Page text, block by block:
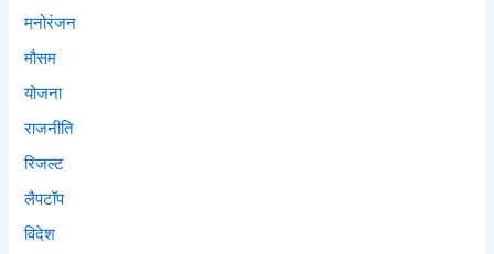
मनोरंजन
मौसम
योजना
राजनीति
रिजल्ट
लैपटॉप
विदेश